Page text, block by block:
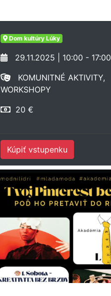
Dom kultúry Lúky
29.11.2025 | 10:00 - 17:00
KOMUNITNÉ AKTIVITY,
WORKSHOPY
20 €
Kúpiť vstupenku